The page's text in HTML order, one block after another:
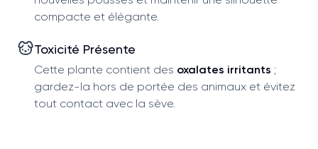
compacte et élégante.
Toxicité Présente
Cette plante contient des oxalates irritants ;
gardez-la hors de portée des animaux et évitez
tout contact avec la sève.